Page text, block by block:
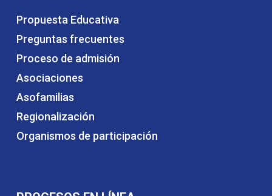
Propuesta Educativa
Preguntas frecuentes
Proceso de admisión
Asociaciones
Asofamilias
Regionalización
Organismos de participación